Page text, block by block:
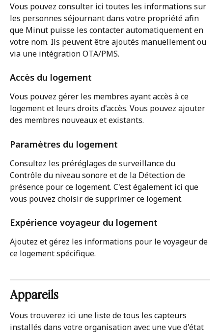
Vous pouvez consulter ici toutes les informations sur
les personnes séjournant dans votre propriété afin
que Minut puisse les contacter automatiquement en
votre nom. Ils peuvent être ajoutés manuellement ou
via une intégration OTA/PMS.
Accès du logement
Vous pouvez gérer les membres ayant accès à ce
logement et leurs droits d'accès. Vous pouvez ajouter
des membres nouveaux et existants.
Paramètres du logement
Consultez les préréglages de surveillance du
Contrôle du niveau sonore et de la Détection de
présence pour ce logement. C'est également ici que
vous pouvez choisir de supprimer ce logement.
Expérience voyageur du logement
Ajoutez et gérez les informations pour le voyageur de
ce logement spécifique.
Appareils
Vous trouverez ici une liste de tous les capteurs
installés dans votre organisation avec une vue d'état